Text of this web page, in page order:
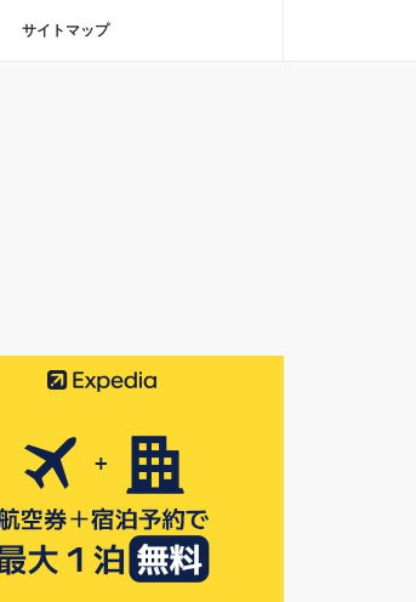
サイトマップ